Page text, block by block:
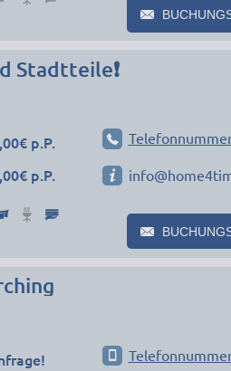
Stadtteile❗
p.P.
p.P.